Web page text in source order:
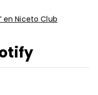
en Niceto Club